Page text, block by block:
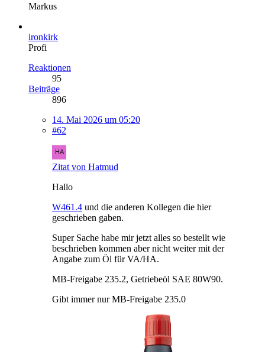
Markus
ironkirk
Profi
Reaktionen
95
Beiträge
896
14. Mai 2026 um 05:20
#62
Zitat von Hatmud
Hallo
W461.4 und die anderen Kollegen die hier
geschrieben gaben.
Super Sache habe mir jetzt alles so bestellt wie
beschrieben kommen aber nicht weiter mit der
Angabe zum Öl für VA/HA.
MB-Freigabe 235.2, Getriebeöl SAE 80W90.
Gibt immer nur MB-Freigabe 235.0